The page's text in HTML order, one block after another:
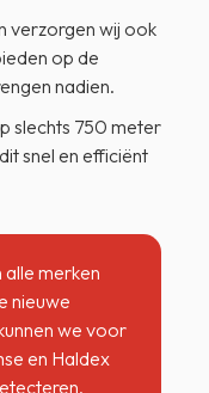
verzorgen wij ook
op de
nadien.
slechts 750 meter
snel en efficiënt
alle merken
nieuwe
we voor
en Haldex